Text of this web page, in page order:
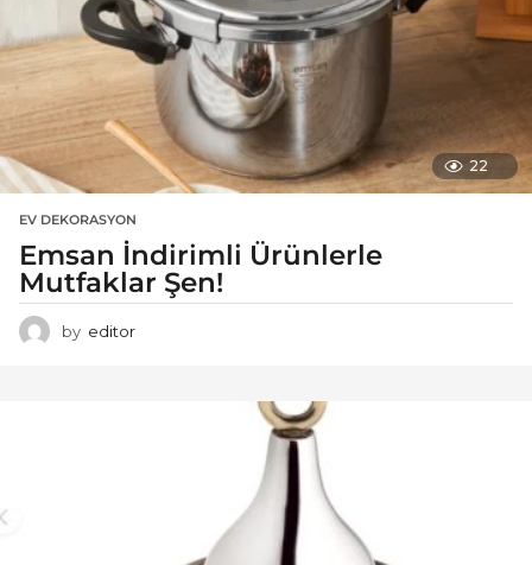
22
EV DEKORASYON
Emsan İndirimli Ürünlerle
Mutfaklar Şen!
by editor